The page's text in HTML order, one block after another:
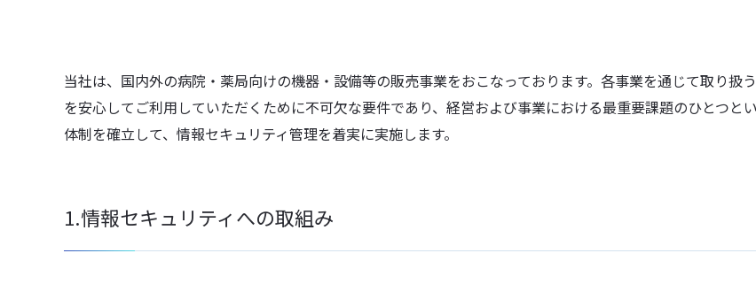
当社は、国内外の病院・薬局向けの機器・設備等の販売事業をおこなっております。各事業を通じて取り
を安心してご利用していただくために不可欠な要件であり、経営および事業における最重要課題のひとつ
体制を確立して、情報セキュリティ管理を着実に実施します。
1.情報セキュリティへの取組み